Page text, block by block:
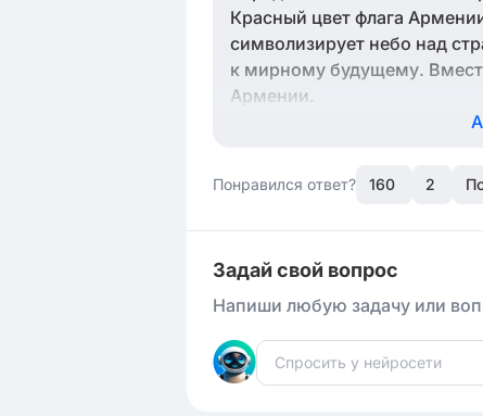
Красный цвет флага
символизирует небо над
к мирному будущему.
Армении.
Понравился ответ? 160 2
Задай свой вопрос
Напиши любую задачу или